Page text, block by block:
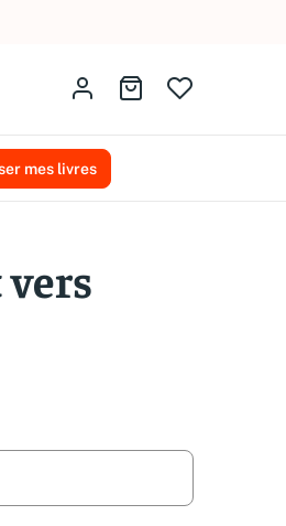
Identifiez-vousAller au panier
mes livres